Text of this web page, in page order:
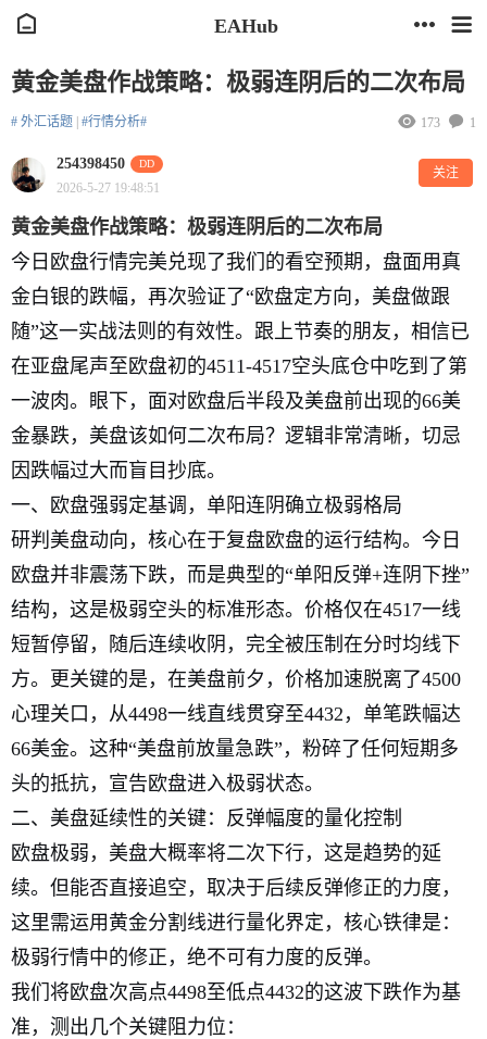
EAHub
黄金美盘作战策略：极弱连阴后的二次布局
# 外汇话题 #行情分析# 1
173
254398450 DD
2026-5-27 19:48:51
关注
黄金美盘作战策略：极弱连阴后的二次布局
今日欧盘行情完美兑现了我们的看空预期，盘面用真
金白银的跌幅，再次验证了“欧盘定方向，美盘做跟
随”这一实战法则的有效性。跟上节奏的朋友，相信已
在亚盘尾声至欧盘初的4511-4517空头底仓中吃到了第
一波肉。眼下，面对欧盘后半段及美盘前出现的66美
金暴跌，美盘该如何二次布局？逻辑非常清晰，切忌
因跌幅过大而盲目抄底。
一、欧盘强弱定基调，单阳连阴确立极弱格局
研判美盘动向，核心在于复盘欧盘的运行结构。今日
欧盘并非震荡下跌，而是典型的“单阳反弹+连阴下挫”
结构，这是极弱空头的标准形态。价格仅在4517一线
短暂停留，随后连续收阴，完全被压制在分时均线下
方。更关键的是，在美盘前夕，价格加速脱离了4500
心理关口，从4498一线直线贯穿至4432，单笔跌幅达
66美金。这种“美盘前放量急跌”，粉碎了任何短期多
头的抵抗，宣告欧盘进入极弱状态。
二、美盘延续性的关键：反弹幅度的量化控制
欧盘极弱，美盘大概率将二次下行，这是趋势的延
续。但能否直接追空，取决于后续反弹修正的力度，
这里需运用黄金分割线进行量化界定，核心铁律是：
极弱行情中的修正，绝不可有力度的反弹。
我们将欧盘次高点4498至低点4432的这波下跌作为基
准，测出几个关键阻力位：